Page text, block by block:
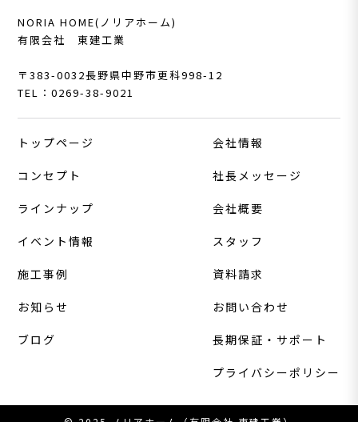
NORIA HOME(ノリアホーム)
有限会社 東建工業
〒383-0032長野県中野市更科998-12
TEL：0269-38-9021
トップページ
コンセプト
ラインナップ
イベント情報
施工事例
お知らせ
ブログ
会社情報
社長メッセージ
会社概要
スタッフ
資料請求
お問い合わせ
長期保証・サポート
プライバシーポリシー